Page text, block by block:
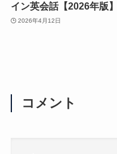
イン英会話【2026年版】
2026年4月12日
コメント